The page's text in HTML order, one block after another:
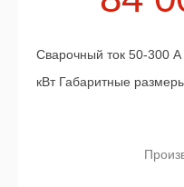
Сварочный ток 50-300
кВт Габаритные